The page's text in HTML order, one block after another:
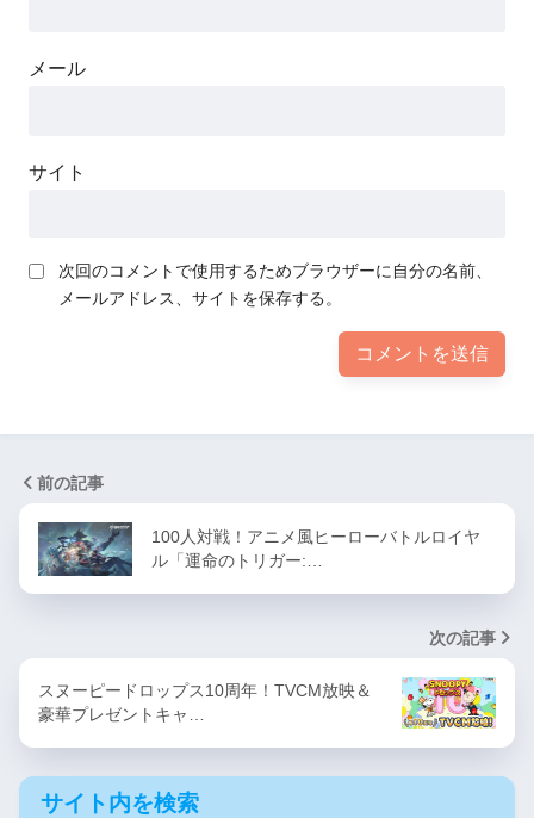
メール
サイト
次回のコメントで使用するためブラウザーに自分の名前、
メールアドレス、サイトを保存する。
前の記事
100人対戦！アニメ風ヒーローバトルロイヤ
ル「運命のトリガー:…
次の記事
スヌーピードロップス10周年！TVCM放映＆
豪華プレゼントキャ…
サイト内を検索